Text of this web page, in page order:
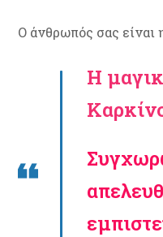
Ο άνθρωπός σας είναι
Η